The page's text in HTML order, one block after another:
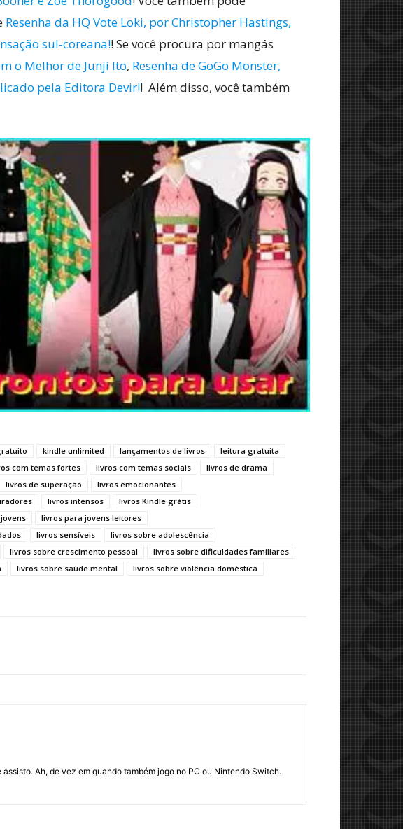
Resenha da HQ Vote Loki, por Christopher Hastings,
sul-coreana!! Se você procura por mangás
o Melhor de Junji Ito, Resenha de GoGo Monster,
pela Editora Devir!! Além disso, você também
kindle unlimited lançamentos de livros
leitura gratuita
com temas fortes livros com temas sociais
livros de drama
livros de superação
livros emocionantes
livros intensos
livros Kindle grátis
livros para jovens leitores
livros sensíveis
livros sobre adolescência
livros sobre crescimento pessoal
livros sobre dificuldades familiares
livros sobre saúde mental
livros sobre violência doméstica
Ah, de vez em quando também jogo no PC ou Nintendo Switch.